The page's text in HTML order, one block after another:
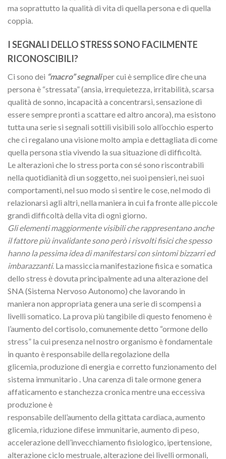
ma soprattutto la qualità di vita di quella persona e di quella
coppia.
I SEGNALI DELLO STRESS SONO FACILMENTE
RICONOSCIBILI?
Ci sono dei “macro” segnaliper cui è semplice dire che una
persona è “stressata” (ansia, irrequietezza, irritabilità, scarsa
qualità de sonno, incapacità a concentrarsi, sensazione di
essere sempre pronti a scattare ed altro ancora), ma esistono
tutta una serie si segnali sottili visibili solo all’occhio esperto
che ci regalano una visione molto ampia e dettagliata di come
quella persona stia vivendo la sua situazione di difficoltà.
Le alterazioni che lo stress porta con sé sono riscontrabili
nella quotidianità di un soggetto, nei suoi pensieri, nei suoi
comportamenti, nel suo modo si sentire le cose, nel modo di
relazionarsi agli altri, nella maniera in cui fa fronte alle piccole
grandi difficoltà della vita di ogni giorno.
Gli elementi maggiormente visibili che rappresentano anche
il fattore più invalidante sono però i risvolti fisici che spesso
hanno la pessima idea di manifestarsi con sintomi bizzarri ed
imbarazzanti. La massiccia manifestazione fisica e somatica
dello stress è dovuta principalmente ad una alterazione del
SNA (Sistema Nervoso Autonomo) che lavorando in
maniera non appropriata genera una serie di scompensi a
livelli somatico. La prova più tangibile di questo fenomeno è
l’aumento del cortisolo, comunemente detto “ormone dello
stress” la cui presenza nel nostro organismo è fondamentale
in quanto è responsabile della regolazione della
glicemia, produzione di energia e corretto funzionamento del
sistema immunitario . Una carenza di tale ormone genera
affaticamento e stanchezza cronica mentre una eccessiva
produzione è
responsabile dell’aumento della gittata cardiaca, aumento
glicemia, riduzione difese immunitarie, aumento di peso,
accelerazione dell’invecchiamento fisiologico, ipertensione,
alterazione ciclo mestruale, alterazione dei livelli ormonali,